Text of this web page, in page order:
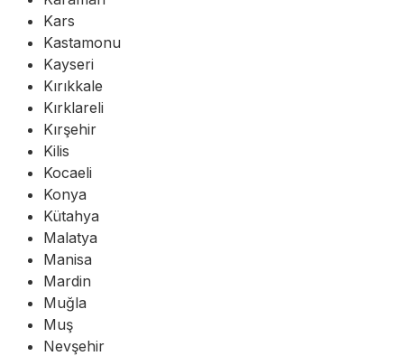
Kars
Kastamonu
Kayseri
Kırıkkale
Kırklareli
Kırşehir
Kilis
Kocaeli
Konya
Kütahya
Malatya
Manisa
Mardin
Muğla
Muş
Nevşehir